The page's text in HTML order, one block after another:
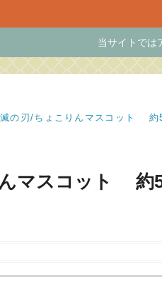
当サイトでは
滅の刃/ちょこりんマスコット 約
マスコット 約